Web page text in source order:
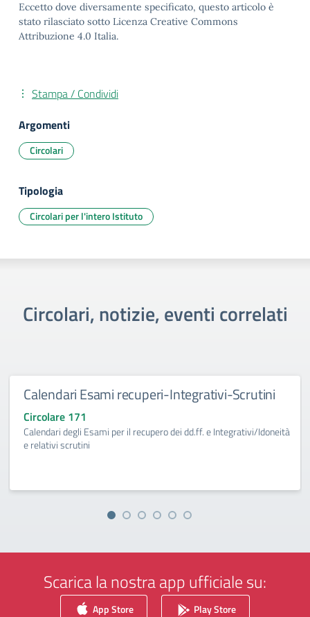
Eccetto dove diversamente specificato, questo articolo è
stato rilasciato sotto Licenza Creative Commons
Attribuzione 4.0 Italia.
Stampa / Condividi
Argomenti
Circolari
Tipologia
Circolari per l'intero Istituto
Circolari, notizie, eventi correlati
Calendari Esami recuperi-Integrativi-Scrutini
Circolare 171
Calendari degli Esami per il recupero dei dd.ff. e Integrativi/Idoneità
e relativi scrutini
Scarica la nostra app ufficiale su:
App Store Play Store